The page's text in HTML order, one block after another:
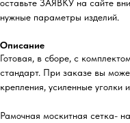
оставьте ЗАЯВКУ на сайте
нужные параметры изделий.
Описание
Готовая, в сборе, с
стандарт. При заказе вы
крепления, усиленные уголки
Рамочная москитная сетка-